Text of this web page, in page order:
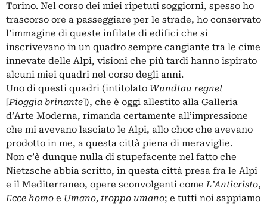
Torino. Nel corso dei miei ripetuti soggiorni, spesso ho
trascorso ore a passeggiare per le strade, ho conservato
l’immagine di queste infilate di edifici che si
inscrivevano in un quadro sempre cangiante tra le cime
innevate delle Alpi, visioni che più tardi hanno ispirato
alcuni miei quadri nel corso degli anni.
Uno di questi quadri (intitolato Wundtau regnet
[Pioggia brinante]), che è oggi allestito alla Galleria
d’Arte Moderna, rimanda certamente all’impressione
che mi avevano lasciato le Alpi, allo choc che avevano
prodotto in me, a questa città piena di meraviglie.
Non c’è dunque nulla di stupefacente nel fatto che
Nietzsche abbia scritto, in questa città presa fra le Alpi
e il Mediterraneo, opere sconvolgenti comeL’Anticristo,
Ecce homo e Umano, troppo umano; e tutti noi sappiamo